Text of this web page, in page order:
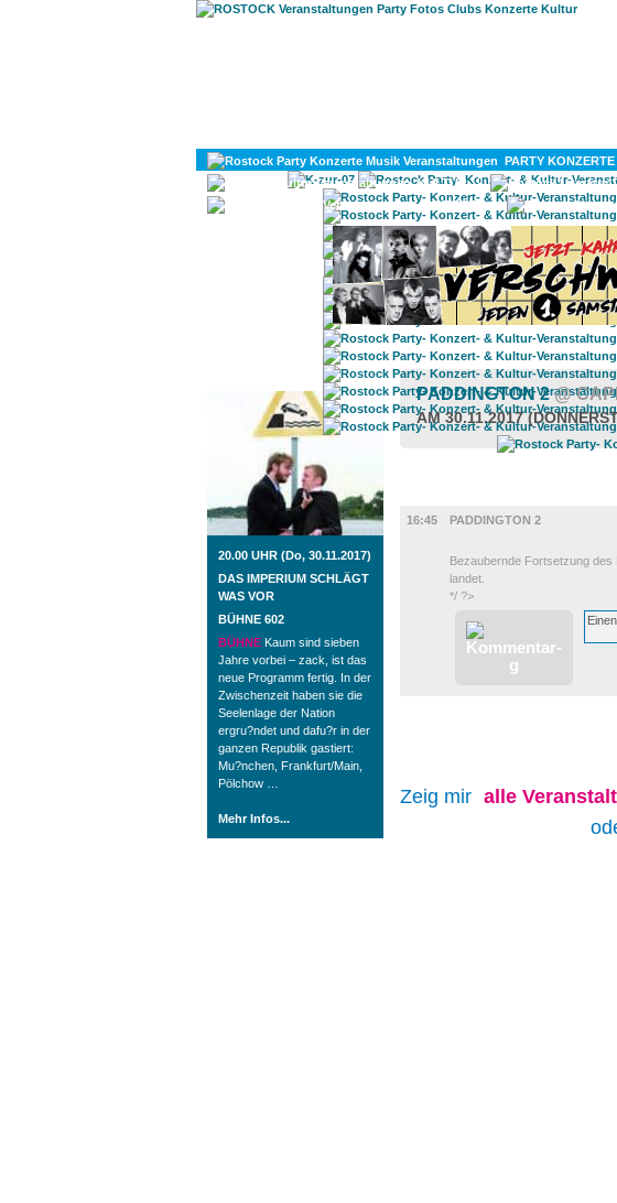
PARTY
KULTUR
DIVERSES
ROSTOCK TAGESTIPP
20.00 UHR (Do, 30.11.2017)
DAS IMPERIUM SCHLÄGT
WAS VOR
BÜHNE 602
BÜHNE Kaum sind sieben
Jahre vorbei – zack, ist das
neue Programm fertig. In der
Zwischenzeit haben sie die
Seelenlage der Nation
ergru?ndet und dafu?r in der
ganzen Republik gastiert:
Mu?nchen, Frankfurt/Main,
Pölchow …
Mehr Infos...
PADDINGTON 2@
AM 30.11.2017
16:45
PADDINGTON 2
Bezaubernde Fortsetzung des
landet.
*/ ?>
Zeig mir alle